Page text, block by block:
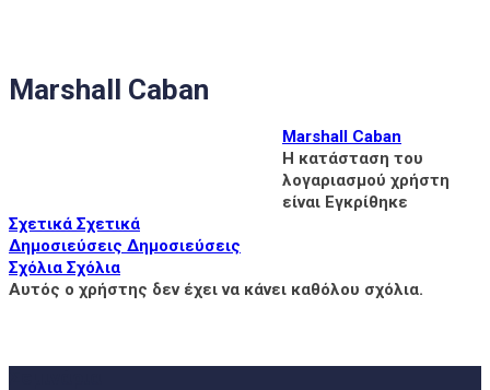
Marshall Caban
Marshall Caban
Η κατάσταση του
λογαριασμού χρήστη
είναι Εγκρίθηκε
Σχετικά Σχετικά
Δημοσιεύσεις Δημοσιεύσεις
Σχόλια Σχόλια
Αυτός ο χρήστης δεν έχει να κάνει καθόλου σχόλια.